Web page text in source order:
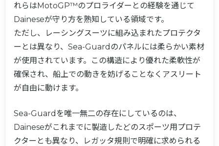
れらはMotoGP™のプロライダーとの経験を通じて
Daineseが守り方を熟知している領域です。
ただし、レーシングスーツに組み込まれたプロテクタ
ーとは異なり、Sea-Guardのパネルには柔らかい素材
が使用されています。この構造により優れた柔軟性が
確保され、船上での動きを妨げることなくアスリート
が自由に動けます。
Sea-Guardを唯一無二の存在にしているのは、
Daineseがこれまでに製造したどのスポーツ用プロテ
クターとも異なり、レガッタ規則で明確に求められる